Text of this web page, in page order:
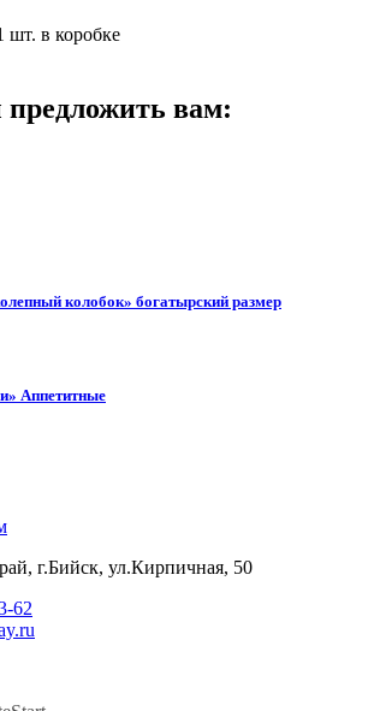
шт. в коробке
вам:
колобок» богатырский размер
Аппетитные
г.Бийск, ул.Кирпичная, 50
62